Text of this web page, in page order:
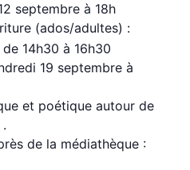
septembre à 18h
(ados/adultes) :
14h30 à 16h30
19 septembre à
et poétique autour de
.
de la médiathèque :